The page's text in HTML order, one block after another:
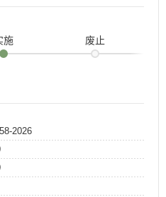
施 废止
2026